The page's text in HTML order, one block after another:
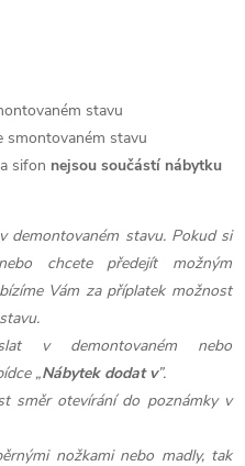
stavu
smontovaném stavu
sifon nejsou součástí nábytku
demontovaném stavu. Pokud si
chcete předejít možným
Vám za příplatek možnost
v demontovaném nebo
„Nábytek dodat v”.
směr otevírání do poznámky v
nožkami nebo madly, tak